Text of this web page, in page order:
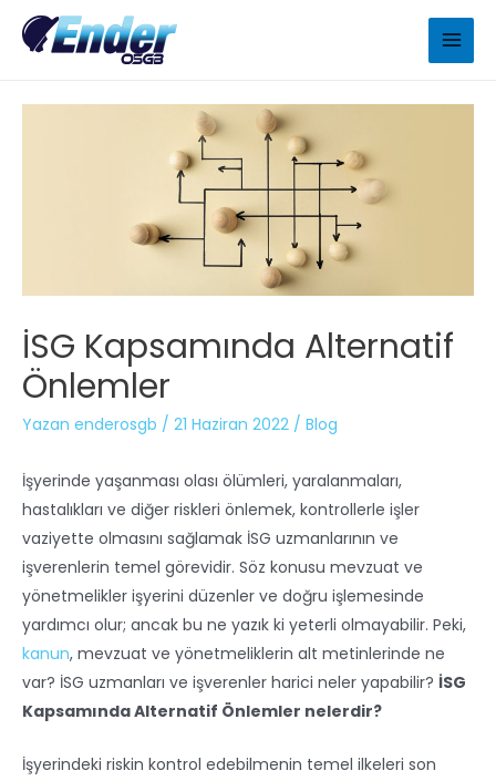
İSG Kapsamında Alternatif
Önlemler
Yazan enderosgb / 21 Haziran 2022 / Blog
İşyerinde yaşanması olası ölümleri, yaralanmaları,
hastalıkları ve diğer riskleri önlemek, kontrollerle işler
vaziyette olmasını sağlamak İSG uzmanlarının ve
işverenlerin temel görevidir. Söz konusu mevzuat ve
yönetmelikler işyerini düzenler ve doğru işlemesinde
yardımcı olur; ancak bu ne yazık ki yeterli olmayabilir. Peki,
kanun, mevzuat ve yönetmeliklerin alt metinlerinde ne
var? İSG uzmanları ve işverenler harici neler yapabilir? İSG
Kapsamında Alternatif Önlemler nelerdir?
İşyerindeki riskin kontrol edebilmenin temel ilkeleri son